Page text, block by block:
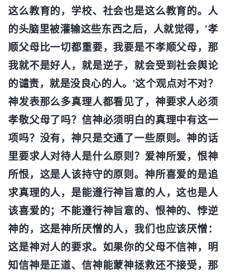
这么教育的，学校、社会也是这么教育的。人
的头脑里被灌输这些东西之后，人就觉得，‘孝
顺父母比一切都重要，我要是不孝顺父母，那
我就不是好人，就是逆子，就会受到社会舆论
的谴责，就是没良心的人。’这个观点对不对？
神发表那么多真理人都看见了，神要求人必须
孝敬父母了吗？信神必须明白的真理中有这一
项吗？没有，神只是交通了一些原则。神的话
里要求人对待人是什么原则？爱神所爱，恨神
所恨，这是人该持守的原则。神所喜爱的是追
求真理的人，是能遵行神旨意的人，这也是人
该喜爱的；不能遵行神旨意的、恨神的、悖逆
神的，这是神所厌憎的人，我们也应该厌憎：
这是神对人的要求。如果你的父母不信神，明
知信神是正道、信神能蒙神拯救还不接受，那